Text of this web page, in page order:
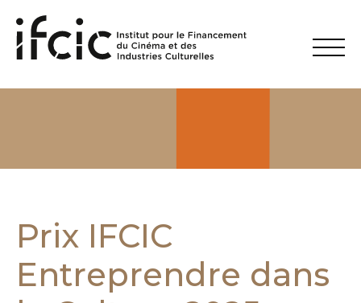
Partenaires
Prix Ifcic
Actualité / presse
Prix IFCIC
Entreprendre dans